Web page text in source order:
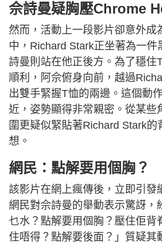
佘詩曼疑胸壓Chrome
然而，活動上一段影片卻意外成
中，Richard Stark正坐著為一件
詩曼則站在他正後方。為了穩住
順利，阿佘俯身向前，越過
出雙手緊握T恤的兩邊。這個動
近，姿勢顯得非常親密。從某些
圍更疑似緊貼著Richard Stark的
想。
網民：點解要用個胸？
該影片在網上瘋傳後，立即引發
網民對佘詩曼的舉動表示驚訝，
乜水？點解要用個胸？壓住佢背
住唔得？點解要後面？」質疑其